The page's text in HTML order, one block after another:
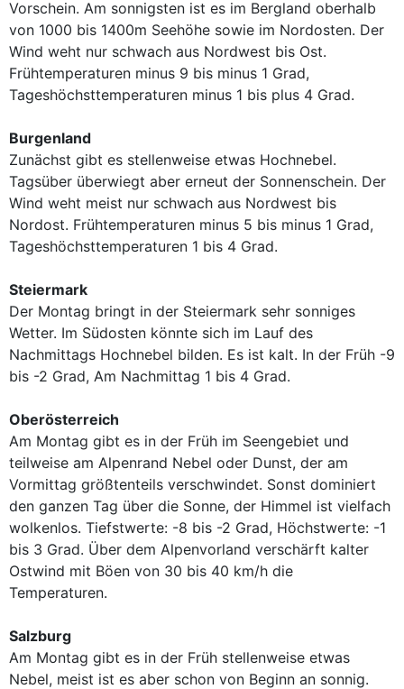
Vorschein. Am sonnigsten ist es im Bergland oberhalb
von 1000 bis 1400m Seehöhe sowie im Nordosten. Der
Wind weht nur schwach aus Nordwest bis Ost.
Frühtemperaturen minus 9 bis minus 1 Grad,
Tageshöchsttemperaturen minus 1 bis plus 4 Grad.
Burgenland
Zunächst gibt es stellenweise etwas Hochnebel.
Tagsüber überwiegt aber erneut der Sonnenschein. Der
Wind weht meist nur schwach aus Nordwest bis
Nordost. Frühtemperaturen minus 5 bis minus 1 Grad,
Tageshöchsttemperaturen 1 bis 4 Grad.
Steiermark
Der Montag bringt in der Steiermark sehr sonniges
Wetter. Im Südosten könnte sich im Lauf des
Nachmittags Hochnebel bilden. Es ist kalt. In der Früh -9
bis -2 Grad, Am Nachmittag 1 bis 4 Grad.
Oberösterreich
Am Montag gibt es in der Früh im Seengebiet und
teilweise am Alpenrand Nebel oder Dunst, der am
Vormittag größtenteils verschwindet. Sonst dominiert
den ganzen Tag über die Sonne, der Himmel ist vielfach
wolkenlos. Tiefstwerte: -8 bis -2 Grad, Höchstwerte: -1
bis 3 Grad. Über dem Alpenvorland verschärft kalter
Ostwind mit Böen von 30 bis 40 km/h die
Temperaturen.
Salzburg
Am Montag gibt es in der Früh stellenweise etwas
Nebel, meist ist es aber schon von Beginn an sonnig.